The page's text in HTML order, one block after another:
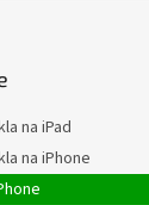
na iPad
na iPhone